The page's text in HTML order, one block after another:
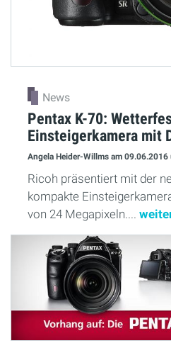
News
Pentax K-70:
Einsteigerkamera mit
Angela Heider-Willms am 09.06.2016
Ricoh präsentiert mit der
kompakte
von 24 Megapixeln....